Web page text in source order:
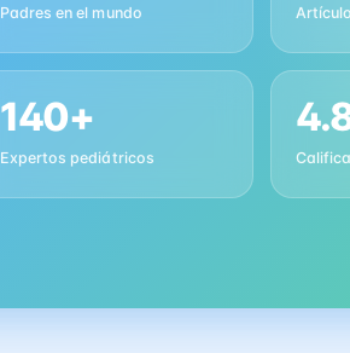
Padres en el mundo
140+
Expertos pediátricos